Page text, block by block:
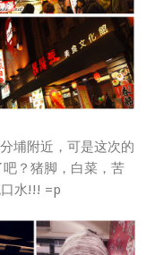
埔附近，可是这次的
？猪脚，白菜，苦
水!!! =p